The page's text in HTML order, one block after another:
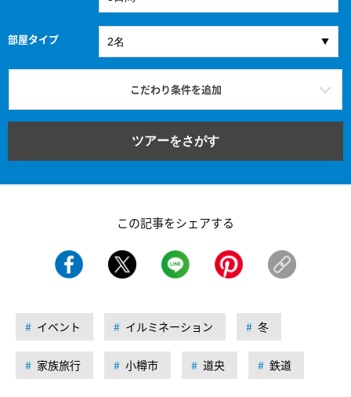
部屋タイプ
こだわり条件を追加
ツアーをさがす
この記事をシェアする
イベント イルミネーション 冬
家族旅行 小樽市 道央 鉄道